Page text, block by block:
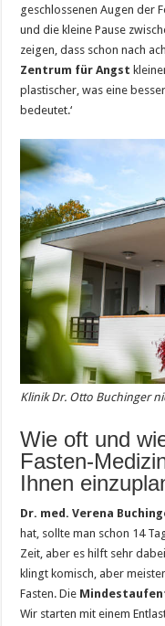
geschlossenen Augen der
und die kleine Pause
zeigen, dass schon nach
Zentrum für Angst
plastischer, was eine
bedeutet.‘
Klinik Dr. Otto Buchinger
Wie oft und
Fasten-
Ihnen
Dr. med. Verena
hat, sollte man schon 14
Zeit, aber es hilft sehr
klingt komisch, aber
Fasten. Die
Wir starten mit einem